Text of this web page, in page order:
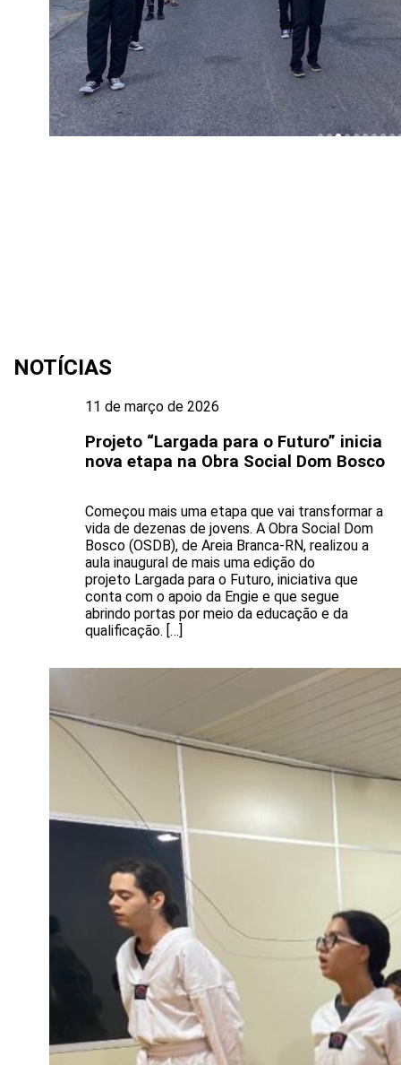
NOTÍCIAS
11 de março de 2026
Projeto “Largada para o Futuro” inicia
nova etapa na Obra Social Dom Bosco
Começou mais uma etapa que vai transformar a
vida de dezenas de jovens. A Obra Social Dom
Bosco (OSDB), de Areia Branca-RN, realizou a
aula inaugural de mais uma edição do
projeto Largada para o Futuro, iniciativa que
conta com o apoio da Engie e que segue
abrindo portas por meio da educação e da
qualificação. […]